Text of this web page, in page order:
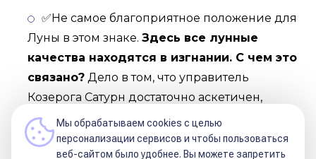
✅Не самое благоприятное положение для
Луны в этом знаке. Здесь все лунные
качества находятся в изгнании. С чем это
связано? Дело в том, что управитель
Козерога Сатурн достаточно аскетичен,
требователен, прагматичен, серьезен,
холоден. И всеми этими своими качествами
Мы обрабатываем cookies с целью
персонализации сервисов и чтобы пользоваться
веб-сайтом было удобнее. Вы можете запретить